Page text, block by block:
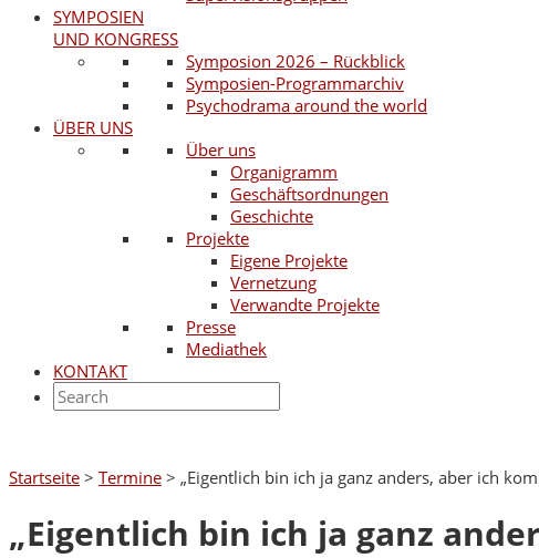
SYMPOSIEN
UND KONGRESS
Symposion 2026 – Rückblick
Symposien-Programmarchiv
Psychodrama around the world
ÜBER UNS
Über uns
Organigramm
Geschäftsordnungen
Geschichte
Projekte
Eigene Projekte
Vernetzung
Verwandte Projekte
Presse
Mediathek
KONTAKT
Startseite > Termine > „Eigentlich bin ich ja ganz anders, aber ich
„Eigentlich bin ich ja ganz